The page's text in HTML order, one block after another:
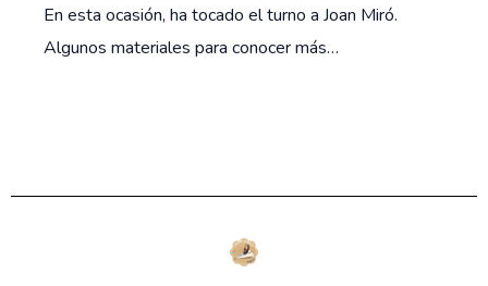
En esta ocasión, ha tocado el turno a Joan Miró.
Algunos materiales para conocer más…